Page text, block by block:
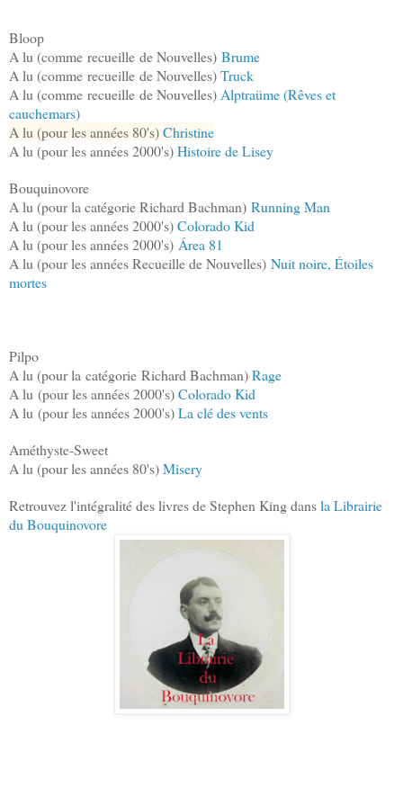
Bloop
A lu (comme recueille de Nouvelles) Brume
A lu (comme recueille de Nouvelles)Truck
A lu (comme recueille de Nouvelles)Alptraüme (Rêves et
cauchemars)
A lu (pour les années 80's)Christine
A lu (pour les années 2000's)Histoire de Lisey
Bouquinovore
A lu (pour la catégorie Richard Bachman) Running Man
A lu (pour les années 2000's)Colorado Kid
A lu (pour les années 2000's) Área 81
A lu (pour les années Recueille de Nouvelles) Nuit noire, Étoiles
mortes
Pilpo
A lu (pour la catégorie Richard Bachman)Rage
A lu (pour les années 2000's)Colorado Kid
A lu (pour les années 2000's)La clé des vents
Améthyste-Sweet
A lu (pour les années 80's)Misery
Retrouvez l'intégralité des livres de Stephen King dansla Librairie
du Bouquinovore